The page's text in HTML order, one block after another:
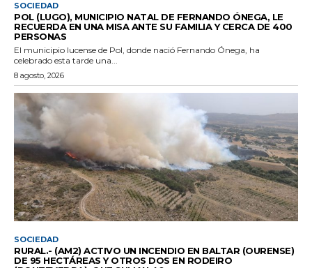
SOCIEDAD
POL (LUGO), MUNICIPIO NATAL DE FERNANDO ÓNEGA, LE
RECUERDA EN UNA MISA ANTE SU FAMILIA Y CERCA DE 400
PERSONAS
El municipio lucense de Pol, donde nació Fernando Ónega, ha
celebrado esta tarde una...
8 agosto, 2026
SOCIEDAD
RURAL.- (AM2) ACTIVO UN INCENDIO EN BALTAR (OURENSE)
DE 95 HECTÁREAS Y OTROS DOS EN RODEIRO